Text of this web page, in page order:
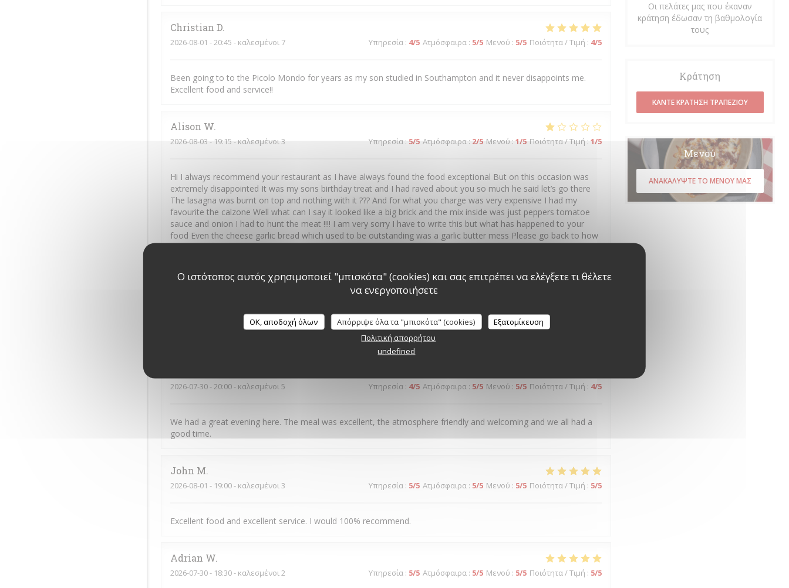
Ο ιστότοπος αυτός χρησιμοποιεί "μπισκότα" (cookies) και σας επιτρέπει να ελέγξετε τι θέλετε
να ενεργοποιήσετε
OK, αποδοχή όλων Απόρριψε όλα τα "μπισκότα" (cookies)
Εξατομίκευση
Πολιτική απορρήτου
undefined
Christian D
2026-08-01 - 20:45 - καλεσμένοι 7 Υπηρεσία: 4/5 Ατμόσφαιρα: 5/5 Μενού : 5/5 Ποιότητα / Τιμή : 4/5
Been going to to the Picolo Mondo for years as my son studied in Southampton and it never disappoints me.
Excellent food and service!!
Alison W
2026-08-03 - 19:15 - καλεσμένοι 3 Υπηρεσία: 5/5 Ατμόσφαιρα: 2/5 Μενού : 1/5 Ποιότητα / Τιμή : 1/5
Hi I always recommend your restaurant as I have always found the food exceptional But on this occasion was
extremely disappointed It was my sons birthday treat and I had raved about you so much he said let’s go there
The lasagna was burnt on top and nothing with it ??? And for what you charge was very expensive I had my
favourite the calzone Well what can I say it looked like a big brick and the mix inside was just peppers tomatoe
sauce and onion I had to hunt the meat !!!! I am very sorry I have to write this but what has happened to your
food Even the cheese garlic bread which used to be outstanding was a garlic butter mess Please go back to how
you used to serve your food It was the best Italian in Southampton
JamesM
Υπηρεσία /5
Excellent service, really great food, set in a fantastic environment in the centre of Southampton.
2026-07-30- 20:00 - καλεσμένοι 5 Υπηρεσία: 4/5 Ατμόσφαιρα: 5/5 Μενού : 5/5 Ποιότητα / Τιμή : 4/5
We had a great evening here. The meal was excellent, the atmosphere friendly and welcoming and we all had a
good time.
John M
2026-08-01 - 19:00 - καλεσμένοι 3 Υπηρεσία: 5/5 Ατμόσφαιρα: 5/5 Μενού : 5/5 Ποιότητα / Τιμή : 5/5
Excellent food and excellent service. I would 100% recommend.
Adrian W
2026-07-30- 18:30 - καλεσμένοι 2 Υπηρεσία: 5/5 Ατμόσφαιρα: 5/5 Μενού : 5/5 Ποιότητα / Τιμή : 5/5
Οι πελάτες μας που έκαναν
κράτηση έδωσαν τη βαθμολογία
τους
Κράτηση
ΚΆΝΤΕ ΚΡΆΤΗΣΗ ΤΡΑΠΕΖΙΟΎ
Μενού
ΑΝΑΚΑΛΎΨΤΕ ΤΟ ΜΕΝΟΎ ΜΑΣ